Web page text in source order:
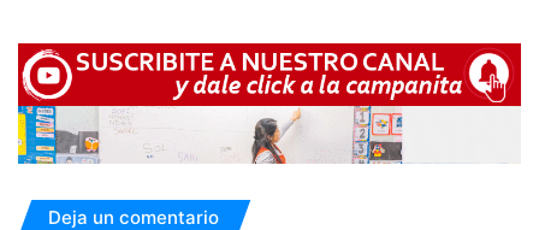
Deja un comentario